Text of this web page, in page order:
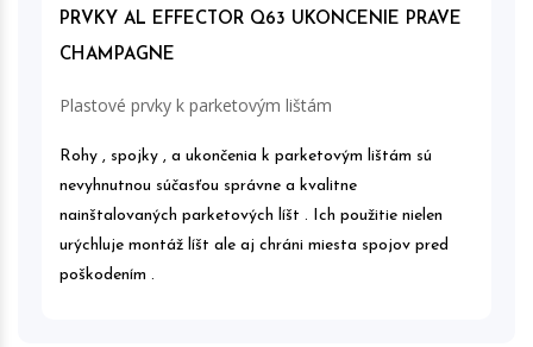
PRVKY AL EFFECTOR Q63 UKONCENIE PRAVE
CHAMPAGNE
Plastové prvky k parketovým lištám
Rohy , spojky , a ukončenia k parketovým lištám sú
nevyhnutnou súčasťou správne a kvalitne
nainštalovaných parketových líšt . Ich použitie nielen
urýchluje montáž líšt ale aj chráni miesta spojov pred
poškodením .